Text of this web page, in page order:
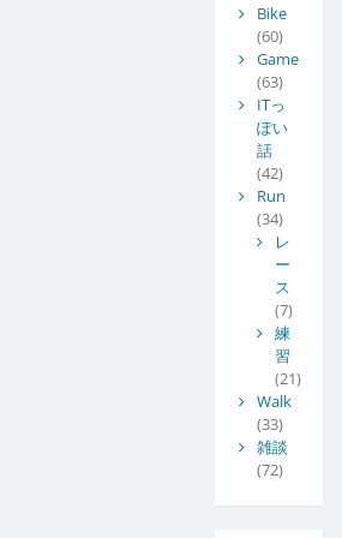
Bike
(60)
Game
(63)
ITっ
ぽい
話
(42)
Run
(34)
レ
ー
ス
(7)
練
習
(21)
Walk
(33)
雑談
(72)